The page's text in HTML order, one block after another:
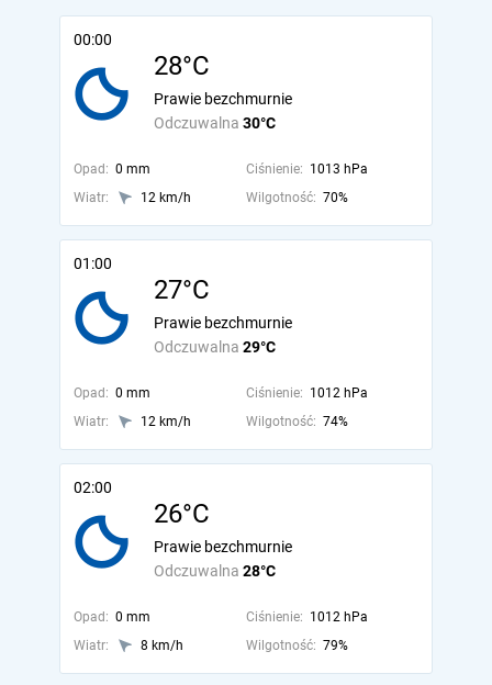
00:00
28°C
Odczuwalna 30°C
Prawie bezchmurnie
Opad: 0 mm Ciśnienie: 1013 hPa
Wiatr:
12 km/h Wilgotność: 70%
01:00
27°C
Odczuwalna 29°C
Prawie bezchmurnie
Opad: 0 mm Ciśnienie: 1012 hPa
Wiatr:
12 km/h Wilgotność: 74%
02:00
26°C
Odczuwalna 28°C
Prawie bezchmurnie
Opad: 0 mm Ciśnienie: 1012 hPa
Wiatr:
8 km/h Wilgotność: 79%